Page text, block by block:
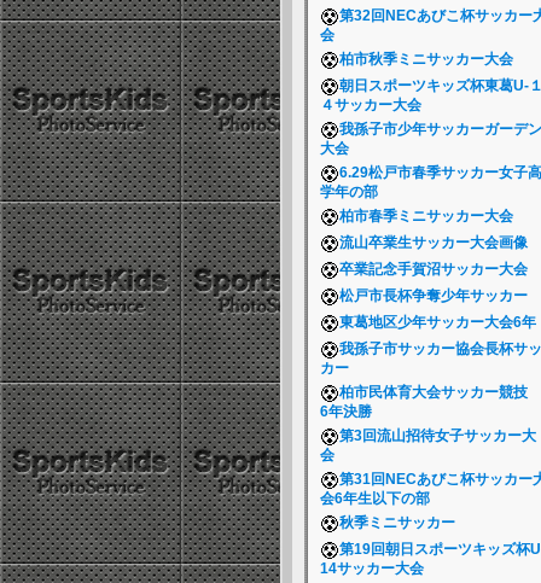
第32回NECあびこ杯サッカー
会
柏市秋季ミニサッカー大会
朝日スポーツキッズ杯東葛U-１
４サッカー大会
我孫子市少年サッカーガーデン
大会
6.29松戸市春季サッカー女子高
学年の部
柏市春季ミニサッカー大会
流山卒業生サッカー大会画像
卒業記念手賀沼サッカー大会
松戸市長杯争奪少年サッカー
東葛地区少年サッカー大会6年
我孫子市サッカー協会長杯サッ
カー
柏市民体育大会サッカー競技
6年決勝
第3回流山招待女子サッカー大
会
第31回NECあびこ杯サッカー
会6年生以下の部
秋季ミニサッカー
第19回朝日スポーツキッズ杯
14サッカー大会